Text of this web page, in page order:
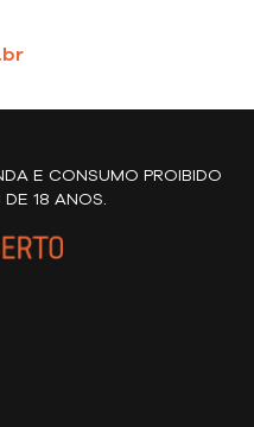
E CONSUMO PROIBIDO
DE 18 ANOS.